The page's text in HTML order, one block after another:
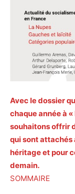
Avec le dossier
chaque année à
souhaitons offrir
qui sont attachés
héritage et pour
demain.
SOMMAIRE